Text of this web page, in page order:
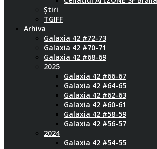
Știri
TGIFF
Arhiva
Galaxia 42 #72-73
Galaxia 42 #70-71
Galaxia 42 #68-69
2025
Galaxia 42 #66-67
Galaxia 42 #64-65
Galaxia 42 #62-63
Galaxia 42 #60-61
Galaxia 42 #58-59
Galaxia 42 #56-57
2024
Galaxia 42 #54-55